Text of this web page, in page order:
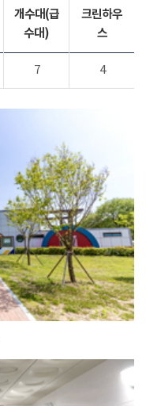
개수대(급
수대)
크린하우
스
7 4